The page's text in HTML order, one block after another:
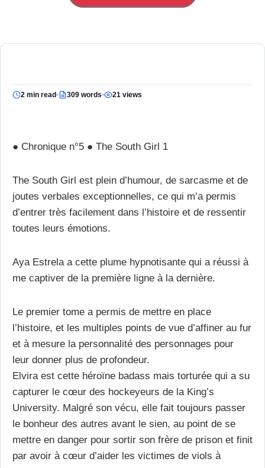
2 min read 309 words 21 views
● Chronique n°5 ● The South Girl 1
The South Girl est plein d’humour, de sarcasme et de
joutes verbales exceptionnelles, ce qui m’a permis
d’entrer très facilement dans l’histoire et de ressentir
toutes leurs émotions.
Aya Estrela a cette plume hypnotisante qui a réussi à
me captiver de la première ligne à la dernière.
Le premier tome a permis de mettre en place
l’histoire, et les multiples points de vue d’affiner au fur
et à mesure la personnalité des personnages pour
leur donner plus de profondeur.
Elvira est cette héroïne badass mais torturée qui a su
capturer le cœur des hockeyeurs de la King’s
University. Malgré son vécu, elle fait toujours passer
le bonheur des autres avant le sien, au point de se
mettre en danger pour sortir son frère de prison et finit
par avoir à cœur d’aider les victimes de viols à